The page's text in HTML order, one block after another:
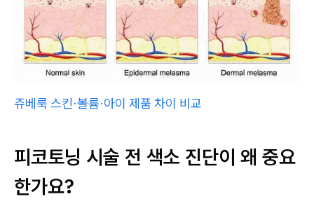
쥬베룩 스킨·볼륨·아이 제품 차이 비교
피코토닝 시술 전 색소 진단이 왜 중요
한가요?